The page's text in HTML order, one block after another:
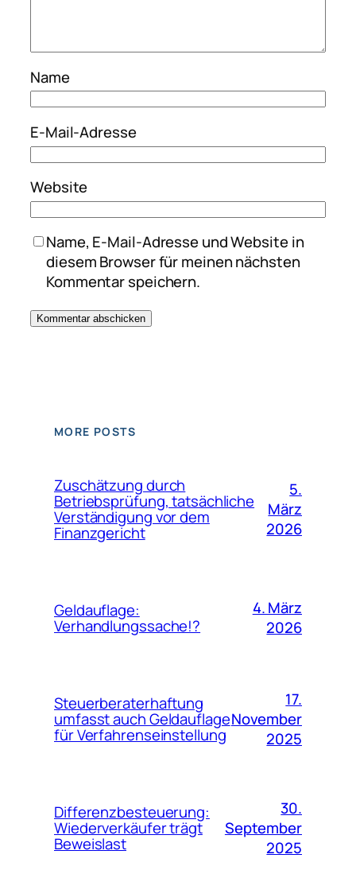
Name
E-Mail-Adresse
Website
Name, E-Mail-Adresse und Website in
diesem Browser für meinen nächsten
Kommentar speichern.
MORE POSTS
Zuschätzung durch
Betriebsprüfung, tatsächliche
Verständigung vor dem
Finanzgericht
5.
März
2026
Geldauflage:
Verhandlungssache!?
4. März
2026
Steuerberaterhaftung
umfasst auch Geldauflage
für Verfahrenseinstellung
17.
November
2025
Differenzbesteuerung:
Wiederverkäufer trägt
Beweislast
30.
September
2025